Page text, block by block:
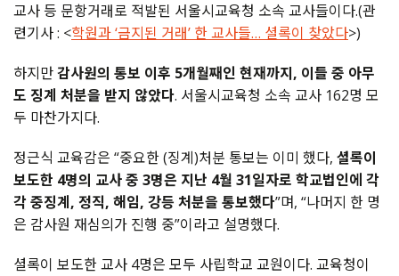
교사 등 문항거래로 적발된 서울시교육청 소속 교사들이다.(관
련기사 : <학원과 ‘금지된 거래’ 한 교사들… 셜록이 찾았다>)
하지만감사원의 통보 이후 5개월째인 현재까지, 이들 중 아무
도 징계 처분을 받지 않았다. 서울시교육청 소속 교사 162명 모
두 마찬가지다.
정근식 교육감은 “중요한 (징계)처분 통보는 이미 했다, 셜록이
보도한 4명의 교사 중 3명은 지난 4월 31일자로 학교법인에 각
각 중징계, 정직, 해임, 강등 처분을 통보했다”며, “나머지 한 명
은 감사원 재심의가 진행 중”이라고 설명했다.
셜록이 보도한 교사 4명은 모두 사립학교 교원이다. 교육청이